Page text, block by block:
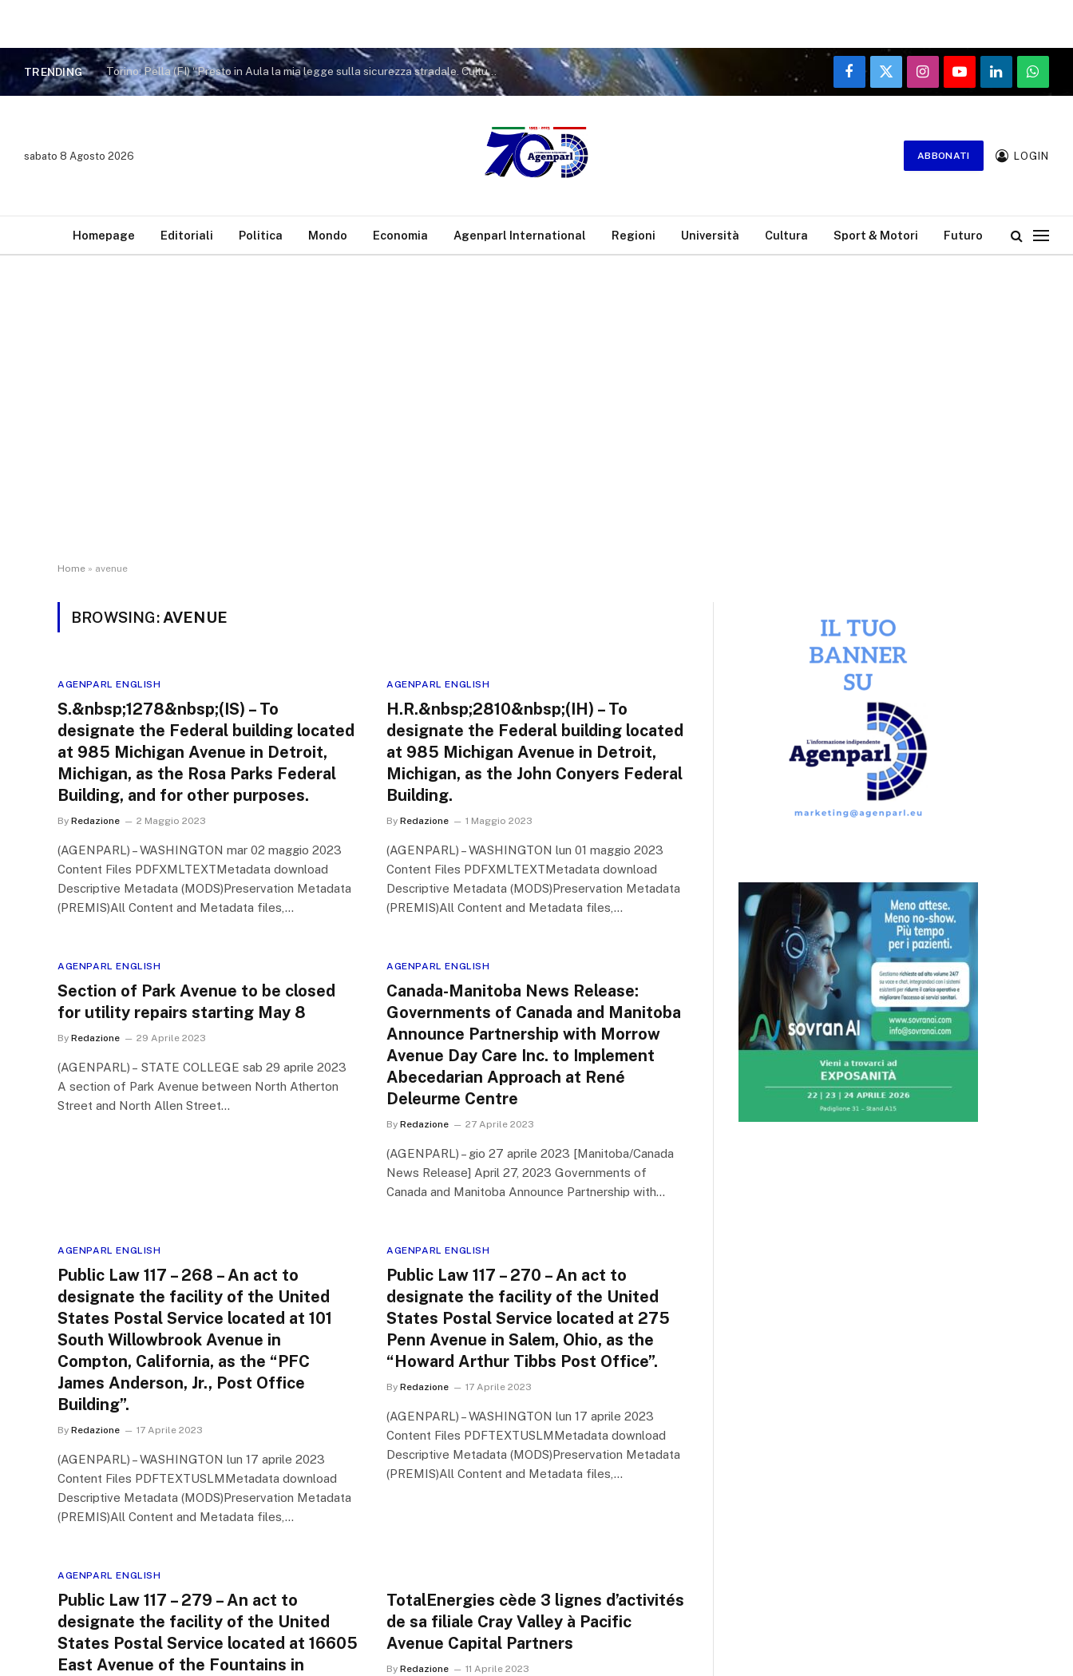
TRENDING Torino: Pella (FI) “Presto in Aula la mia legge sulla sicurezza stradale. Cultura del rispetto da potenziare
Facebook
X
(Twitter)
InstagramYouTubeLinkedIn
sabato 8 Agosto 2026 ABBONATI LOGIN
Homepage Editoriali Politica Mondo Economia Agenparl International Regioni Università Cultura Sport & Motori Futuro
Home » avenue
BROWSING: AVENUE
AGENPARL ENGLISH
S.&nbsp;1278&nbsp;(IS) – To
designate the Federal building located
at 985 Michigan Avenue in Detroit,
Michigan, as the Rosa Parks Federal
Building, and for other purposes.
By Redazione 2 Maggio 2023
(AGENPARL) – WASHINGTON mar 02 maggio 2023
Content Files PDFXMLTEXTMetadata download
Descriptive Metadata (MODS)Preservation Metadata
(PREMIS)All Content and Metadata files,…
AGENPARL ENGLISH
H.R.&nbsp;2810&nbsp;(IH) – To
designate the Federal building located
at 985 Michigan Avenue in Detroit,
Michigan, as the John Conyers Federal
Building.
By Redazione 1 Maggio 2023
(AGENPARL) – WASHINGTON lun 01 maggio 2023
Content Files PDFXMLTEXTMetadata download
Descriptive Metadata (MODS)Preservation Metadata
(PREMIS)All Content and Metadata files,…
AGENPARL ENGLISH
Section of Park Avenue to be closed
for utility repairs starting May 8
By Redazione 29 Aprile 2023
(AGENPARL) – STATE COLLEGE sab 29 aprile 2023
A section of Park Avenue between North Atherton
Street and North Allen Street…
AGENPARL ENGLISH
Canada-Manitoba News Release:
Governments of Canada and Manitoba
Announce Partnership with Morrow
Avenue Day Care Inc. to Implement
Abecedarian Approach at René
Deleurme Centre
By Redazione 27 Aprile 2023
(AGENPARL) – gio 27 aprile 2023 [Manitoba/Canada
News Release] April 27, 2023 Governments of
Canada and Manitoba Announce Partnership with…
AGENPARL ENGLISH
Public Law 117 – 268 – An act to
designate the facility of the United
States Postal Service located at 101
South Willowbrook Avenue in
Compton, California, as the “PFC
James Anderson, Jr., Post Office
Building”.
By Redazione 17 Aprile 2023
(AGENPARL) – WASHINGTON lun 17 aprile 2023
Content Files PDFTEXTUSLMMetadata download
Descriptive Metadata (MODS)Preservation Metadata
(PREMIS)All Content and Metadata files,…
AGENPARL ENGLISH
Public Law 117 – 270 – An act to
designate the facility of the United
States Postal Service located at 275
Penn Avenue in Salem, Ohio, as the
“Howard Arthur Tibbs Post Office”.
By Redazione 17 Aprile 2023
(AGENPARL) – WASHINGTON lun 17 aprile 2023
Content Files PDFTEXTUSLMMetadata download
Descriptive Metadata (MODS)Preservation Metadata
(PREMIS)All Content and Metadata files,…
AGENPARL ENGLISH
Public Law 117 – 279 – An act to
designate the facility of the United
States Postal Service located at 16605
East Avenue of the Fountains in
TotalEnergies cède 3 lignes d’activités
de sa filiale Cray Valley à Pacific
Avenue Capital Partners
By Redazione 11 Aprile 2023